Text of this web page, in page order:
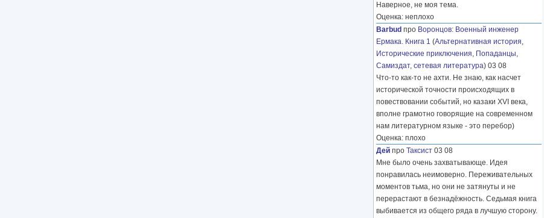
Наверное, не моя тема.
Оценка: неплохо
Barbud про Воронцов: Военный инженер
Ермака. Книга 1 (Альтернативная история,
Исторические приключения, Попаданцы,
Самиздат, сетевая литература) 03 08
Что-то как-то не ахти. Не знаю, как насчет
исторической точности происходящих в
повествовании событий, но казаки XVI века,
вполне грамотно говорящие на современном
нам литературном языке - это перебор)
Оценка: плохо
Дей про Таксист 03 08
Мне было очень захватывающе. Идея
понравилась неимоверно. Переживательных
моментов тьма, но они не затянуты и не
перерастают в безнадёжность. Седьмая книга
выбивается из общего ряда в лучшую сторону.